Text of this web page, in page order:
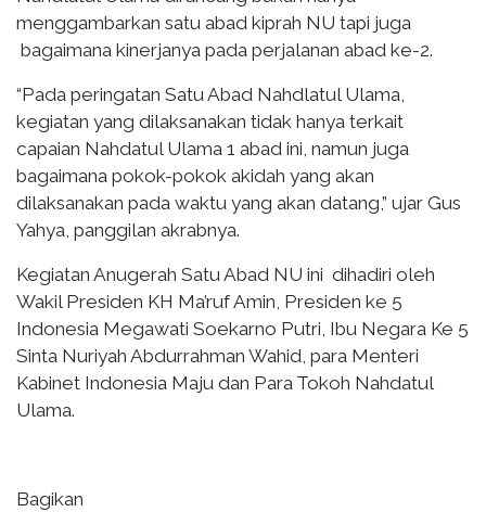
menggambarkan satu abad kiprah NU tapi juga
bagaimana kinerjanya pada perjalanan abad ke-2.
“Pada peringatan Satu Abad Nahdlatul Ulama,
kegiatan yang dilaksanakan tidak hanya terkait
capaian Nahdatul Ulama 1 abad ini, namun juga
bagaimana pokok-pokok akidah yang akan
dilaksanakan pada waktu yang akan datang,” ujar Gus
Yahya, panggilan akrabnya.
Kegiatan Anugerah Satu Abad NU ini dihadiri oleh
Wakil Presiden KH Ma’ruf Amin, Presiden ke 5
Indonesia Megawati Soekarno Putri, Ibu Negara Ke 5
Sinta Nuriyah Abdurrahman Wahid, para Menteri
Kabinet Indonesia Maju dan Para Tokoh Nahdatul
Ulama.
Bagikan